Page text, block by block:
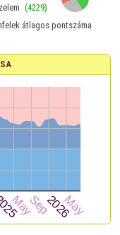
(4229)
átlagos pontszáma